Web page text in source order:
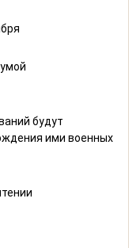
будут
ими военных